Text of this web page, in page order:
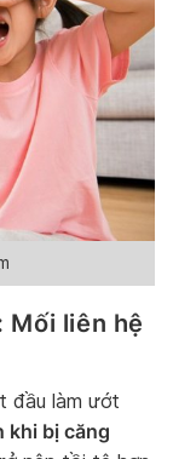
Mối liên hệ
đầu làm ướt
khi bị căng